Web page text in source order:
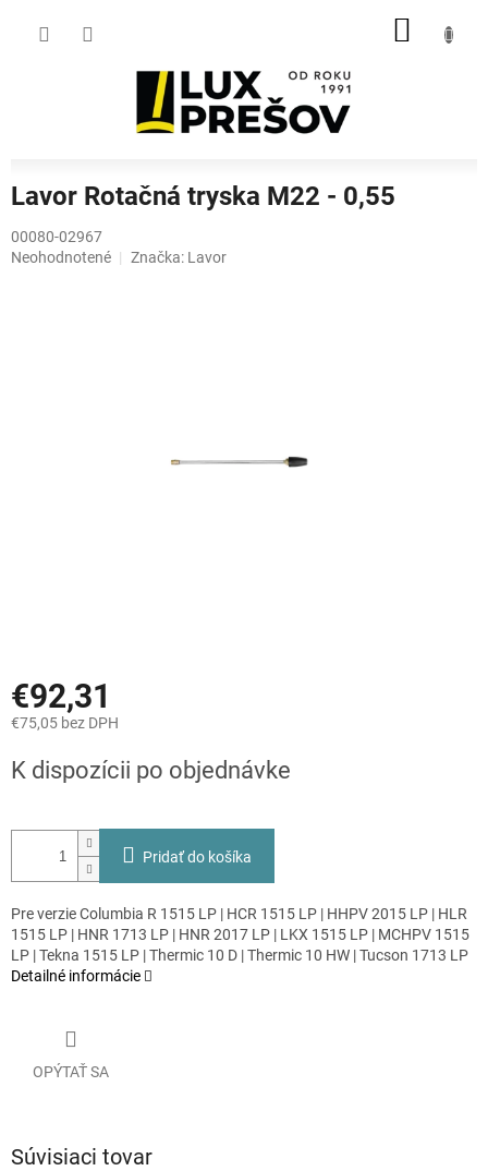
Lavor Rotačná tryska M22 - 0,55
00080-02967
Priemerné
Neohodnotené Značka: Lavor
€92,31
€75,05 bez DPH
cena:
K dispozícii po objednávke
Pridať do košíka
Pre verzie Columbia R 1515 LP | HCR 1515 LP | HHPV 2015 LP | HLR
1515 LP | HNR 1713 LP | HNR 2017 LP | LKX 1515 LP | MCHPV 1515
LP | Tekna 1515 LP | Thermic 10 D | Thermic 10 HW | Tucson 1713 LP
Detailné informácie
OPÝTAŤ SA
Súvisiaci tovar